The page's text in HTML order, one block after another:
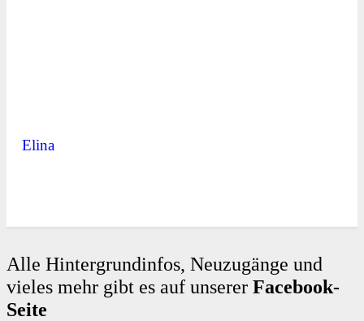
Elina
Alle Hintergrundinfos, Neuzugänge und
vieles mehr gibt es auf unserer Facebook-
Seite